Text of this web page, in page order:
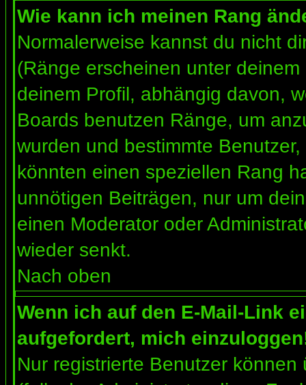
Wie kann ich meinen Rang
Normalerweise kannst du nicht
(Ränge erscheinen unter
deinem Profil, abhängig davon,
Boards benutzen Ränge, um
wurden und bestimmte
könnten einen speziellen Rang
unnötigen Beiträgen, nur um
einen Moderator oder
wieder senkt.
Nach oben
Wenn ich auf den E-Mail-Link
aufgefordert, mich
Nur registrierte Benutzer